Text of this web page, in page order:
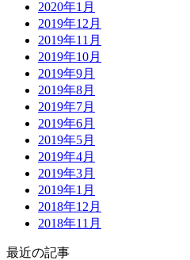
2020年1月
2019年12月
2019年11月
2019年10月
2019年9月
2019年8月
2019年7月
2019年6月
2019年5月
2019年4月
2019年3月
2019年1月
2018年12月
2018年11月
最近の記事